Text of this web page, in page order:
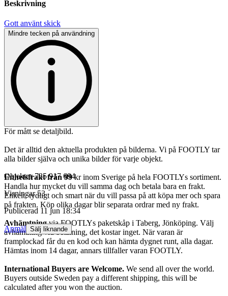
Beskrivning
Gott använt skick
Mindre tecken på användning
För mått se detaljbild.
Det är alltid den aktuella produkten på bilderna. Vi på FOOTLY tar
alla bilder själva och unika bilder för varje objekt.
Enhetsfrakt från 99kr inom Sverige på hela FOOTLYs sortiment.
Handla hur mycket du vill samma dag och betala bara en frakt.
Enkelt, tydligt och smart när du vill passa på att köpa mer och spara
på frakten. Köp olika dagar blir separata ordrar med ny frakt.
Avhämtningvia FOOTLYs paketskåp i Taberg, Jönköping. Välj
avhämtning vid betalning, det kostar inget. När varan är
framplockad får du en kod och kan hämta dygnet runt, alla dagar.
Hämtas inom 14 dagar, annars tillfaller varan FOOTLY.
International Buyers are Welcome. We send all over the world.
Buyers outside Sweden pay a different shipping, this will be
calculated after you won the auction.
Objektnr 735 917 694
Visningar 53
Publicerad 11 jun 18:34
Anmäl Sälj liknande